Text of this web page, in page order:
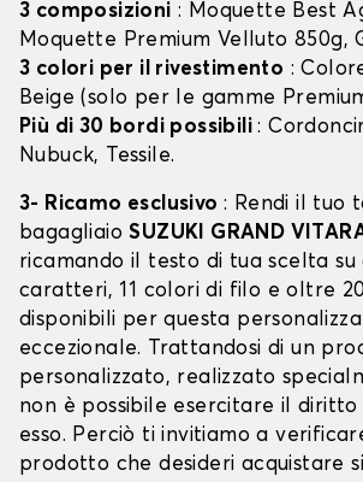
3 composizioni : Moquette Best
Moquette Premium Velluto 850g,
3 colori per il rivestimento :
Beige (solo per le gamme
Più di 30 bordi possibili:
Nubuck, Tessile.
3- Ricamo esclusivo : Rendi il tuo
bagagliaioSUZUKI GRAND
ricamando il testo di tua scelta su
caratteri, 11 colori di filo e oltre
disponibili per questa
eccezionale. Trattandosi di un
personalizzato, realizzato
non è possibile esercitare il diritto
esso. Perciò ti invitiamo a
prodotto che desideri acquistare